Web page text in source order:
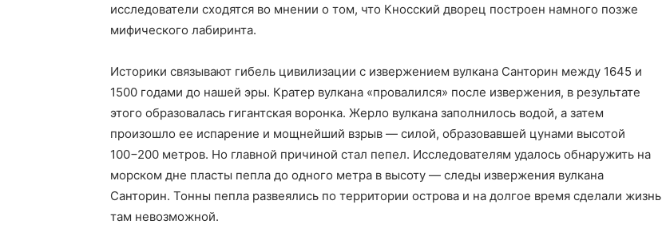
исследователи сходятся во мнении о том, что Кносский дворец построен намного позже
мифического лабиринта.
Историки связывают гибель цивилизации с извержением вулкана Санторин между 1645 и
1500 годами до нашей эры. Кратер вулкана «провалился» после извержения, в результате
этого образовалась гигантская воронка. Жерло вулкана заполнилось водой, а затем
произошло ее испарение и мощнейший взрыв — силой, образовавшей цунами высотой
100−200 метров. Но главной причиной стал пепел. Исследователям удалось обнаружить на
морском дне пласты пепла до одного метра в высоту — следы извержения вулкана
Санторин. Тонны пепла развеялись по территории острова и на долгое время сделали жизнь
там невозможной.